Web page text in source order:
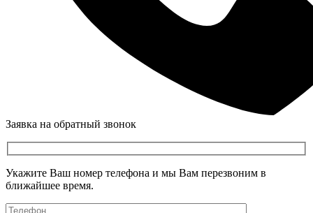
Заявка на обратный звонок
Укажите Ваш номер телефона и мы Вам перезвоним в
ближайшее время.